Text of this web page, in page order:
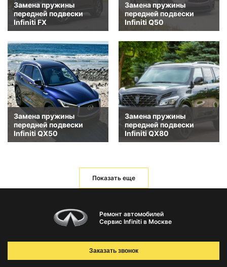
Замена пружины
передней подвески
Infiniti FX
Замена пружины
передней подвески
Infiniti Q50
Замена пружины
передней подвески
Infiniti QX50
Замена пружины
передней подвески
Infiniti QX80
Показать еще
Ремонт автомобилей
Сервис Infiniti в Москве
Заказать звонок